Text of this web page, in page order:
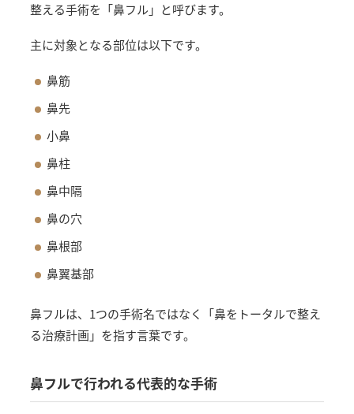
整える手術を「鼻フル」と呼びます。
主に対象となる部位は以下です。
鼻筋
鼻先
小鼻
鼻柱
鼻中隔
鼻の穴
鼻根部
鼻翼基部
鼻フルは、1つの手術名ではなく「鼻をトータルで整え
る治療計画」を指す言葉です。
鼻フルで行われる代表的な手術